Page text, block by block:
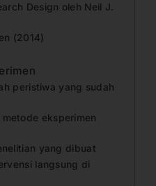
Design oleh Neil J.
(2014)
peristiwa yang sudah
eksperimen
yang dibuat
langsung di